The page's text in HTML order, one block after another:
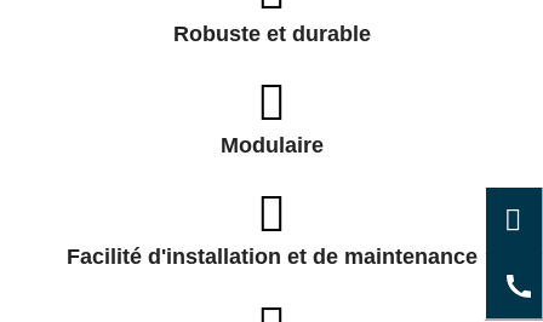
Robuste et durable
Modulaire
Facilité d'installation et de maintenance